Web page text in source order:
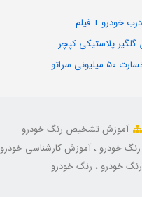
خودرو + فیلم
پلاستیکی کپچر
سراتو
آموزش تشخیص رنگ خودرو
خودرو
آموزش کارشناسی خودرو
خودرو رنگ خودرو